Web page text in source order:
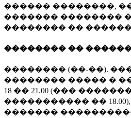
������ ��������,
������� ��������
�������� ��
�������� ��
�������� (��-��).
�������� ����� �
18 �� 21.00 (���
����������� ��
�������